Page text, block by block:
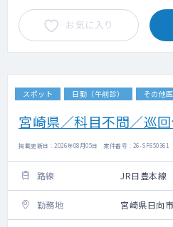
お気に入り
スポット 日勤（午前診） その他
宮崎県／科目不問／巡回
掲載更新日 : 2026年08月05日 案件番号 : 26-SF650361
路線 JR日豊本線
勤務地 宮崎県日向市